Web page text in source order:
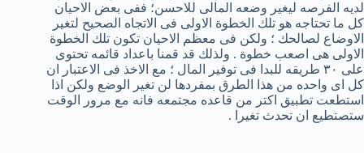
لديه الفرصه ليغير وضعه المالى للاحسن؛ ففى بعض الاحيان
كل ما تحتاجه هو تلك الخطوة الاولى فى الاتجاه الصحيح لتغير
الاوضاع لصالحك ؛ ولكن فى معظم الاحيان تكون تلك الخطوة
الاولى هى اصعب خطوة . ولذلك قد قمنا باعداد قائمه تحتوى
على ٣٠ طريقه للبدا فى توفير المال ؛ مع الاخذ فى الاعتبار ان
كل اى واحده من هذا الطرق بمفردها لن تغير الوضع ولكن اذا
استطعت تطبيق اكتر من قاعده مجتمعه فانه مع مرور الوقت
ستصتطيع ان تحدث تغيرا .